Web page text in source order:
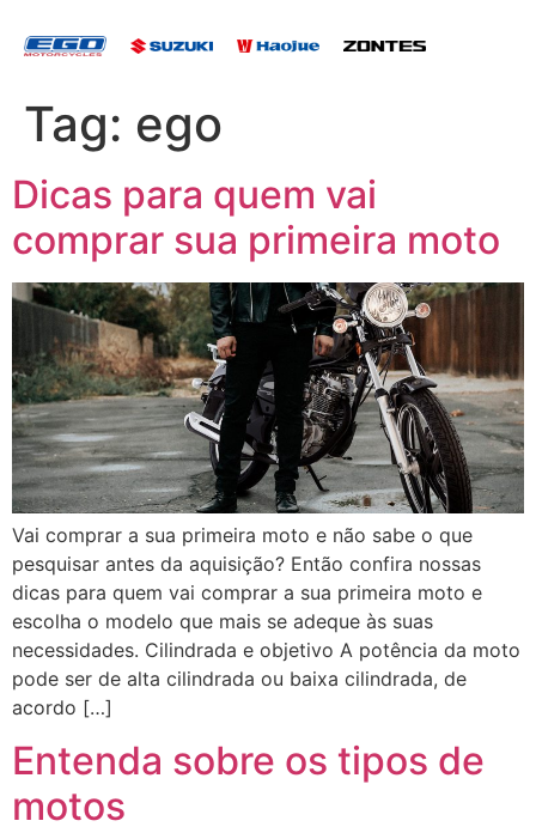
Tag: ego
Dicas para quem vai
comprar sua primeira moto
Vai comprar a sua primeira moto e não sabe o que
pesquisar antes da aquisição? Então confira nossas
dicas para quem vai comprar a sua primeira moto e
escolha o modelo que mais se adeque às suas
necessidades. Cilindrada e objetivo A potência da moto
pode ser de alta cilindrada ou baixa cilindrada, de
acordo […]
Entenda sobre os tipos de
motos